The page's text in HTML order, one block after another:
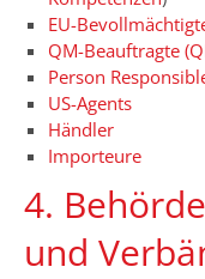
EU-
QM-Beauftragte
Person
US-Agents
Händler
Importeure
4.
und